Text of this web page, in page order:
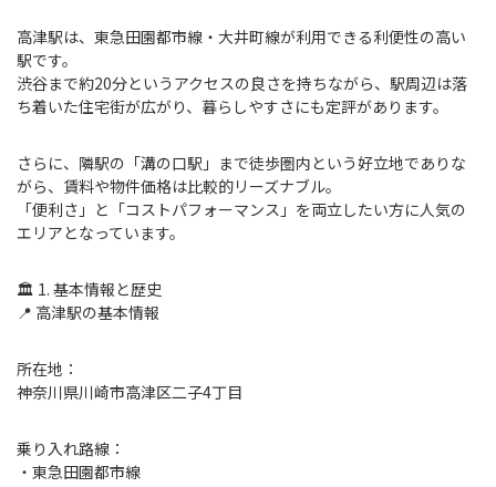
高津駅は、東急田園都市線・大井町線が利用できる利便性の高い
駅です。
渋谷まで約20分というアクセスの良さを持ちながら、駅周辺は落
ち着いた住宅街が広がり、暮らしやすさにも定評があります。
さらに、隣駅の「溝の口駅」まで徒歩圏内という好立地でありな
がら、賃料や物件価格は比較的リーズナブル。
「便利さ」と「コストパフォーマンス」を両立したい方に人気の
エリアとなっています。
🏛 1. 基本情報と歴史
📍 高津駅の基本情報
所在地：
神奈川県川崎市高津区二子4丁目
乗り入れ路線：
・東急田園都市線